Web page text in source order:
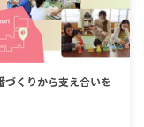
づくりから支え合いを